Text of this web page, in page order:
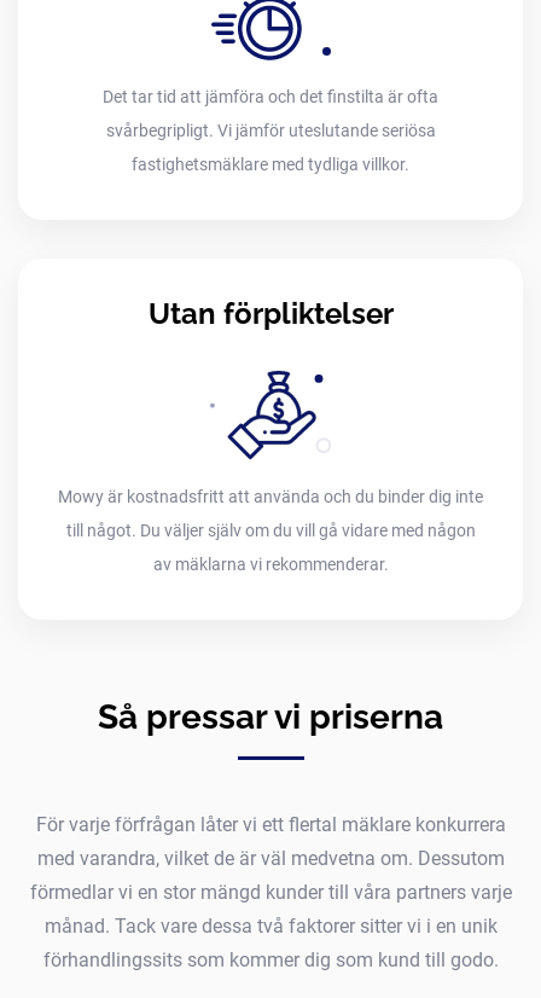
Det tar tid att jämföra och det finstilta är ofta
svårbegripligt. Vi jämför uteslutande seriösa
fastighetsmäklare med tydliga villkor.
Utan förpliktelser
Mowy är kostnadsfritt att använda och du binder dig inte
till något. Du väljer själv om du vill gå vidare med någon
av mäklarna vi rekommenderar.
Så pressar vi priserna
För varje förfrågan låter vi ett flertal mäklare konkurrera
med varandra, vilket de är väl medvetna om. Dessutom
förmedlar vi en stor mängd kunder till våra partners varje
månad. Tack vare dessa två faktorer sitter vi i en unik
förhandlingssits som kommer dig som kund till godo.